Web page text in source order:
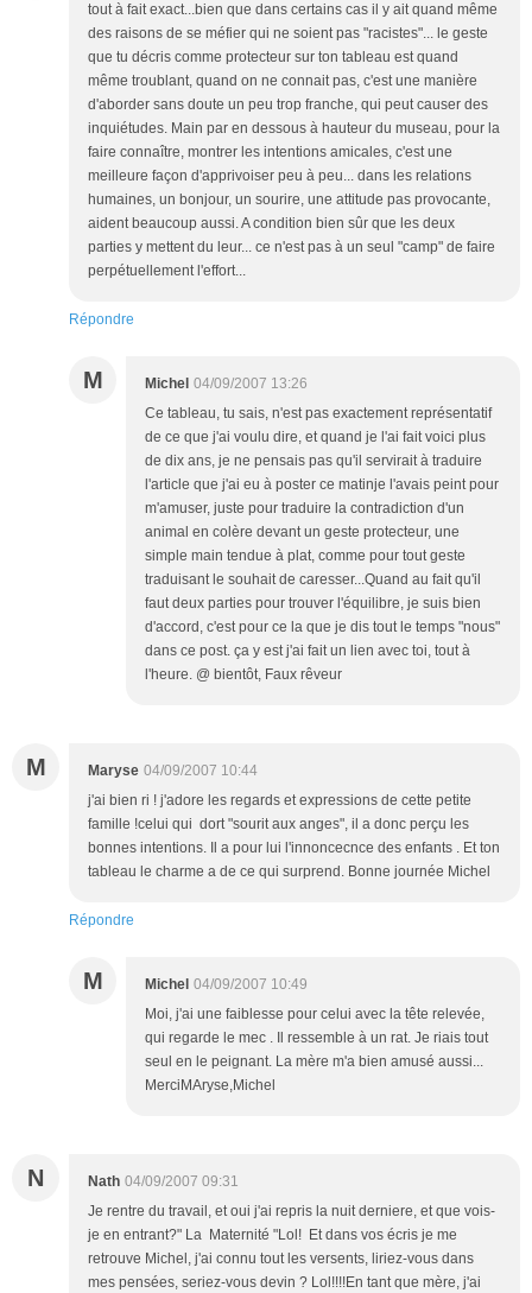
tout à fait exact...bien que dans certains cas il y ait quand même
des raisons de se méfier qui ne soient pas "racistes"... le geste
que tu décris comme protecteur sur ton tableau est quand
même troublant, quand on ne connait pas, c'est une manière
d'aborder sans doute un peu trop franche, qui peut causer des
inquiétudes. Main par en dessous à hauteur du museau, pour la
faire connaître, montrer les intentions amicales, c'est une
meilleure façon d'apprivoiser peu à peu... dans les relations
humaines, un bonjour, un sourire, une attitude pas provocante,
aident beaucoup aussi. A condition bien sûr que les deux
parties y mettent du leur... ce n'est pas à un seul "camp" de faire
perpétuellement l'effort...
Répondre
M Michel 04/09/2007 13:26
Ce tableau, tu sais, n'est pas exactement représentatif
de ce que j'ai voulu dire, et quand je l'ai fait voici plus
de dix ans, je ne pensais pas qu'il servirait à traduire
l'article que j'ai eu à poster ce matinje l'avais peint pour
m'amuser, juste pour traduire la contradiction d'un
animal en colère devant un geste protecteur, une
simple main tendue à plat, comme pour tout geste
traduisant le souhait de caresser...Quand au fait qu'il
faut deux parties pour trouver l'équilibre, je suis bien
d'accord, c'est pour ce la que je dis tout le temps "nous"
dans ce post. ça y est j'ai fait un lien avec toi, tout à
l'heure. @ bientôt, Faux rêveur
M Maryse 04/09/2007 10:44
j'ai bien ri ! j'adore les regards et expressions de cette petite
famille !celui qui dort "sourit aux anges", il a donc perçu les
bonnes intentions. Il a pour lui l'innoncecnce des enfants . Et ton
tableau le charme a de ce qui surprend. Bonne journée Michel
Répondre
M Michel 04/09/2007 10:49
Moi, j'ai une faiblesse pour celui avec la tête relevée,
qui regarde le mec . Il ressemble à un rat. Je riais tout
seul en le peignant. La mère m'a bien amusé aussi...
MerciMAryse,Michel
N Nath 04/09/2007 09:31
Je rentre du travail, et oui j'ai repris la nuit derniere, et que vois-
je en entrant?" La Maternité "Lol! Et dans vos écris je me
retrouve Michel, j'ai connu tout les versents, liriez-vous dans
mes pensées, seriez-vous devin ? Lol!!!!En tant que mère, j'ai